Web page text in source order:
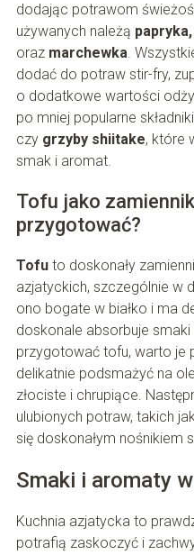
dodając potrawom
używanych należą
oraz marchewka.
dodać do potraw stir-fry,
o dodatkowe wartości
po mniej popularne
czy grzyby shiitake, które
smak i aromat.
Tofu jako
przygotować?
Tofuto doskonały
azjatyckich, szczególnie w
ono bogate w białko i ma
doskonale absorbuje
przygotować tofu, warto je
delikatnie podsmażyć na
złociste i chrupiące.
ulubionych potraw, takich
się doskonałym nośnikiem
Smaki i aromaty
Kuchnia azjatycka to
potrafią zaskoczyć i